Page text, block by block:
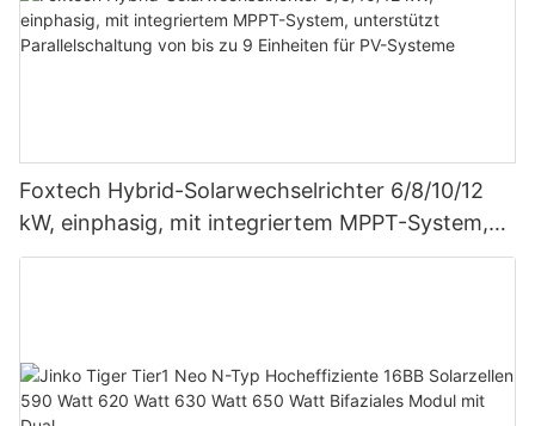
Foxtech Hybrid-Solarwechselrichter 6/8/10/12
kW, einphasig, mit integriertem MPPT-System,
unterstützt Parallelschaltung von bis zu 9